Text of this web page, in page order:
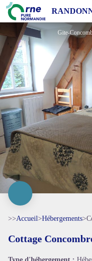
Cottage Concombre
Gite-
>>Accueil>Hébergements>
Cottage